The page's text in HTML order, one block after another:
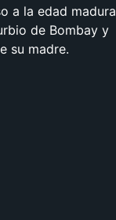
a la edad madura
de Bombay y
su madre.